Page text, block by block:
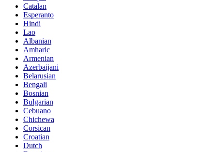
Catalan
Esperanto
Hindi
Lao
Albanian
Amharic
Armenian
Azerbaijani
Belarusian
Bengali
Bosnian
Bulgarian
Cebuano
Chichewa
Corsican
Croatian
Dutch